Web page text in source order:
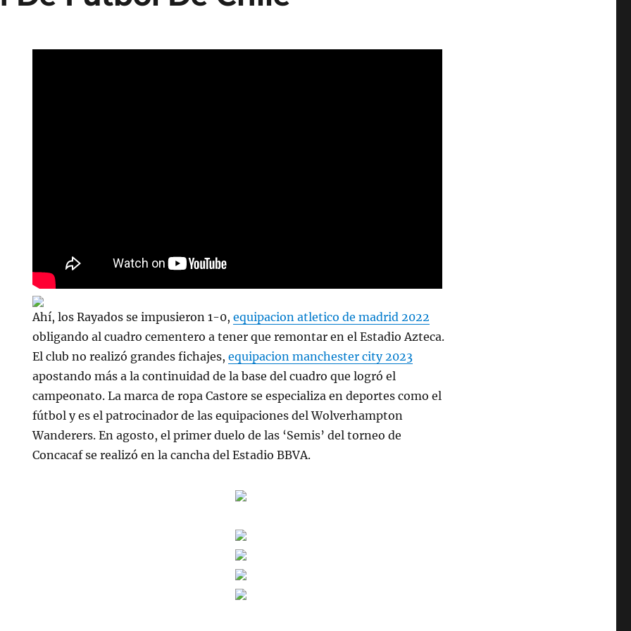
Ahí, los Rayados se impusieron 1-0,equipacion atletico de madrid 2022
obligando al cuadro cementero a tener que remontar en el Estadio Azteca.
El club no realizó grandes fichajes,equipacion manchester city 2023
apostando más a la continuidad de la base del cuadro que logró el
campeonato. La marca de ropa Castore se especializa en deportes como el
fútbol y es el patrocinador de las equipaciones del Wolverhampton
Wanderers. En agosto, el primer duelo de las ‘Semis’ del torneo de
Concacaf se realizó en la cancha del Estadio BBVA.